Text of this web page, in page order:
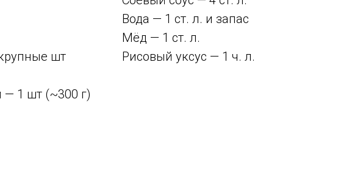
шт
— 1 шт (~300 г)
Вода — 1 ст. л. и запас
Мёд — 1 ст. л.
Рисовый уксус — 1 ч. л.